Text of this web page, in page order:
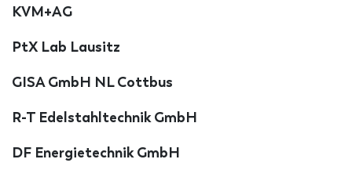
KVM+AG
PtX Lab Lausitz
GISA GmbH NL Cottbus
R-T Edelstahltechnik GmbH
DF Energietechnik GmbH